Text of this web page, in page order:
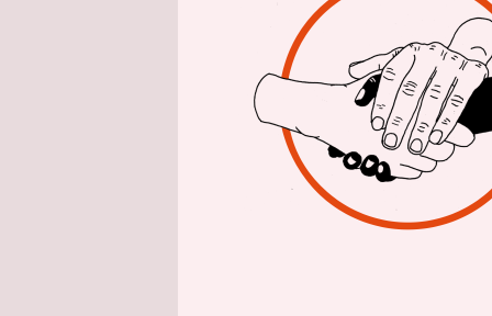
Aus
Polens
Seit der
immer
In
Woche